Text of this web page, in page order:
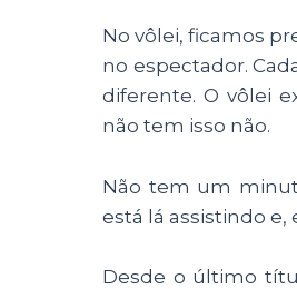
No vôlei, ficamos
no espectador.
diferente. O vôlei
não tem isso não.
Não tem um
está lá assistindo e,
Desde o último